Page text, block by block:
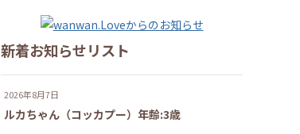
新着お知らせリスト
2026年8月7日
ルカちゃん（コッカプー）年齢:3歳